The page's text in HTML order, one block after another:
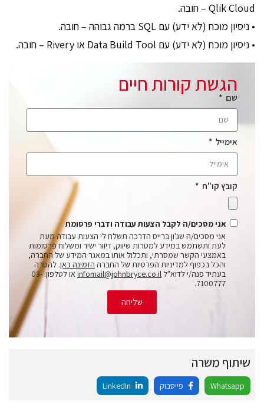
Qlik Cloud – חובה.
• ניסיון מוכח (לא ידע) עם SQL ברמה גבוהה – חובה.
• ניסיון מוכח (לא ידע) עם Data Build Tool או Rivery – חובה.
הגשת קורות חיים
שם
אימייל
קובץ קו"ח
אני מסכים/ה לקבל הצעות עבודה ודברי פרסומת
אני מסכים/ה שג'ון ברייס הדרכה תשלח לי הצעות עבודה מעת
לעת ותשתמש במידע למטרות שיווק, דיוור ישיר ומשלוח פרסומות
באמצעי הקשר שמסרתי, ותכלול אותו במאגר המידע של החברה,
והכל בכפוף למדיניות הפרטיות של החברה הזמינה כאן. להסרה
בעתיד פנה/י לדוא"ל infomail@johnbryce.co.il
או לטלפון: 03-
7100777.
שליחה
שיתוף משרה
Whatsapp פייסבוק